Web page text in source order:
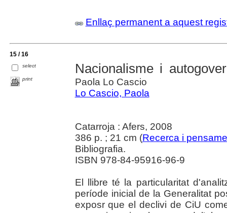
Enllaç permanent a aquest
15 / 16
select
print
Nacionalisme i
Paola Lo Cascio
Lo Cascio, Paola
Catarroja : Afers, 2008
386 p. ; 21 cm (Recerca i
Bibliografia.
ISBN 978-84-95916-96-9
El llibre té la particularitat
període inicial de la Generalitat
exposr que el declivi de CiU